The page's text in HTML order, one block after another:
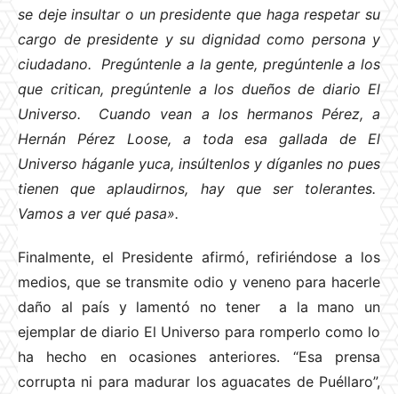
se deje insultar o un presidente que haga respetar su
cargo de presidente y su dignidad como persona y
ciudadano. Pregúntenle a la gente, pregúntenle a los
que critican, pregúntenle a los dueños de diario El
Universo. Cuando vean a los hermanos Pérez, a
Hernán Pérez Loose, a toda esa gallada de El
Universo háganle yuca, insúltenlos y díganles no pues
tienen que aplaudirnos, hay que ser tolerantes.
Vamos a ver qué pasa».
Finalmente, el Presidente afirmó, refiriéndose a los
medios, que se transmite odio y veneno para hacerle
daño al país y lamentó no tener a la mano un
ejemplar de diario El Universo para romperlo como lo
ha hecho en ocasiones anteriores. “Esa prensa
corrupta ni para madurar los aguacates de Puéllaro”,